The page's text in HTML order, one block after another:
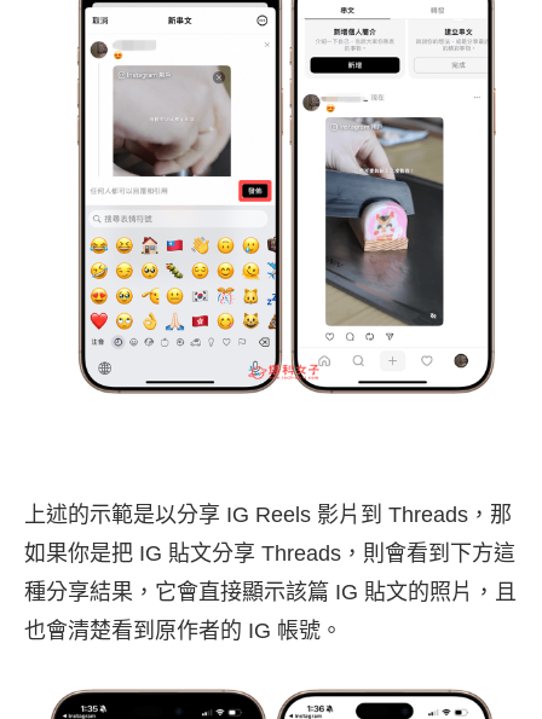
上述的示範是以分享 IG Reels 影片到 Threads，那
如果你是把 IG 貼文分享 Threads，則會看到下方這
種分享結果，它會直接顯示該篇 IG 貼文的照片，且
也會清楚看到原作者的 IG 帳號。